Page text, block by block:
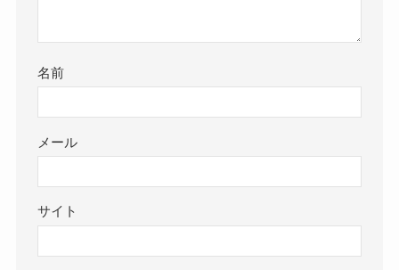
名前
メール
サイト